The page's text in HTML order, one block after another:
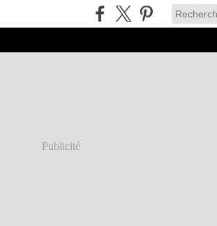
Publicité